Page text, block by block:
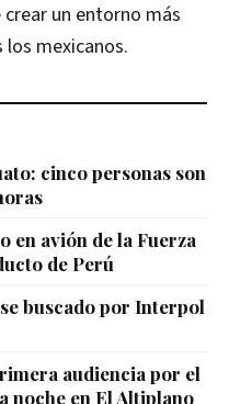
un entorno más
mexicanos.
cinco personas son
en avión de la Fuerza
de Perú
buscado por Interpol
audiencia por el
noche en El Altiplano